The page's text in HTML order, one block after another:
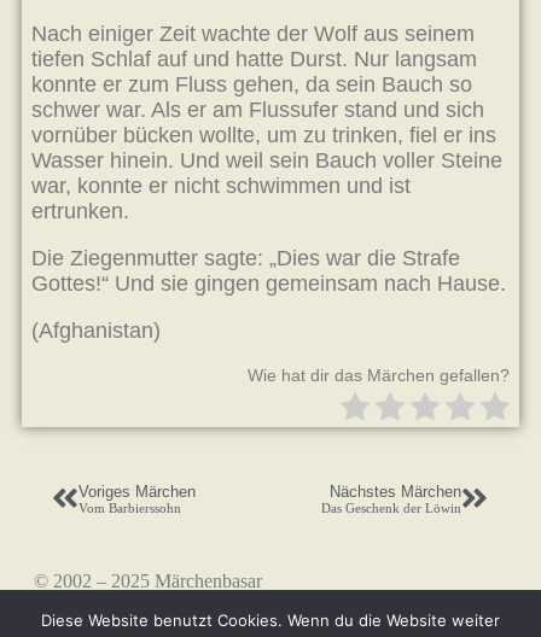
Nach einiger Zeit wachte der Wolf aus seinem
tiefen Schlaf auf und hatte Durst. Nur langsam
konnte er zum Fluss gehen, da sein Bauch so
schwer war. Als er am Flussufer stand und sich
vornüber bücken wollte, um zu trinken, fiel er ins
Wasser hinein. Und weil sein Bauch voller Steine
war, konnte er nicht schwimmen und ist
ertrunken.
Die Ziegenmutter sagte: „Dies war die Strafe
Gottes!“ Und sie gingen gemeinsam nach Hause.
(Afghanistan)
Wie hat dir das Märchen gefallen?
Voriges Märchen
Vom Barbierssohn
Nächstes Märchen
Das Geschenk der Löwin
© 2002 – 2025 Märchenbasar
Diese Website benutzt Cookies. Wenn du die Website weiter